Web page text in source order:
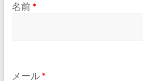
名前*
メール*